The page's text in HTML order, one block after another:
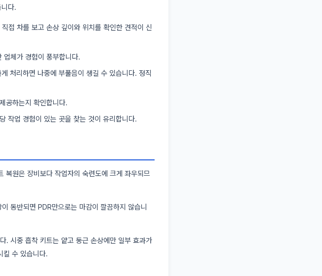
다.
접 차를 보고 손상 깊이와 위치를 확인한 견적이 신
업체가 경험이 풍부합니다.
처리하면 나중에 부풀음이 생길 수 있습니다. 정직
공하는지 확인합니다.
작업 경험이 있는 곳을 찾는 것이 유리합니다.
복원은 장비보다 작업자의 숙련도에 크게 좌우되므
동반되면 PDR만으로는 마감이 깔끔하지 않습니
. 시중 흡착 키트는 얕고 둥근 손상에만 일부 효과가
킬 수 있습니다.